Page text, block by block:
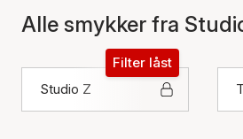
Alle smykker fra
Studio Z
Filter låst